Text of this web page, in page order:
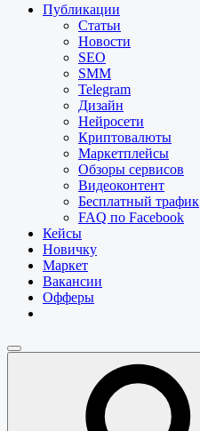
Публикации
Статьи
Новости
SEO
SMM
Telegram
Дизайн
Нейросети
Криптовалюты
Маркетплейсы
Обзоры сервисов
Видеоконтент
Бесплатный трафик
FAQ по Facebook
Кейсы
Новичку
Маркет
Вакансии
Офферы